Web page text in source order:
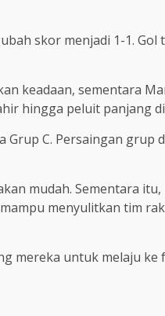
skor menjadi 1-1.
keadaan, sementara
hingga peluit panjang
C. Persaingan grup
mudah. Sementara
menyulitkan tim
mereka untuk melaju ke